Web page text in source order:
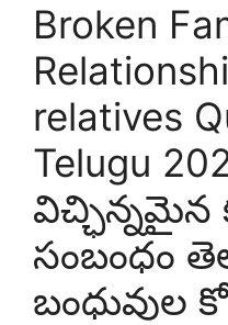
Broken
relatives
Telugu
విచ్ఛిన్నమైన
సంబంధం
బంధువుల